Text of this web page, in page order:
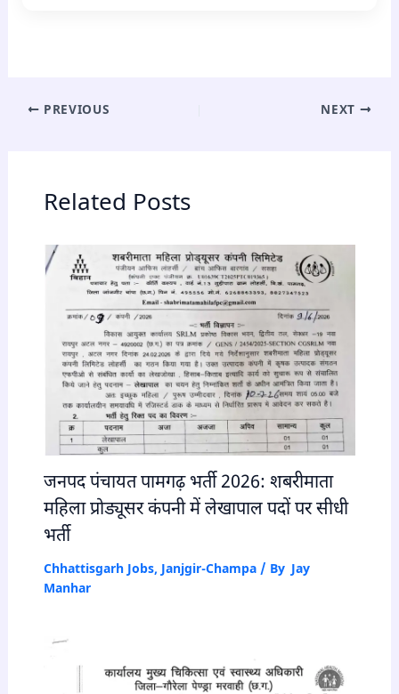
PREVIOUS NEXT
Related Posts
जनपद पंचायत पामगढ़ भर्ती 2026: शबरीमाता
महिला प्रोड्यूसर कंपनी में लेखापाल पदों पर सीधी
भर्ती
Chhattisgarh Jobs, Janjgir-Champa/ By Jay
Manhar